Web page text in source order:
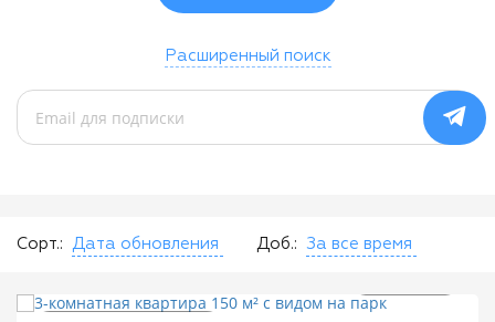
Расширенный поиск
Сорт.: Дата обновления Доб.: За все время
$199 000